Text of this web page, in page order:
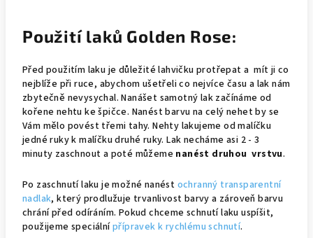
Použití laků Golden Rose:
Před použitím laku je důležité lahvičku protřepat a mít ji co
nejblíže při ruce, abychom ušetřeli co nejvíce času a lak nám
zbytečně nevysychal. Nanášet samotný lak začínáme od
kořene nehtu ke špičce. Nanést barvu na celý nehet by se
Vám mělo povést třemi tahy. Nehty lakujeme od malíčku
jedné ruky k malíčku druhé ruky. Lak necháme asi 2 - 3
minuty zaschnout a poté můžeme nanést druhou vrstvu.
Po zaschnutí laku je možné nanést ochranný transparentní
nadlak, který prodlužuje trvanlivost barvy a zároveň barvu
chrání před odíráním. Pokud chceme schnutí laku uspíšit,
použijeme speciálnípřípravek k rychlému schnutí.